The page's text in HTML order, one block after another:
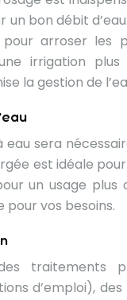
un bon débit
arroser les
irrigation plus
la gestion de
sera
est idéale pour
un usage
vos besoins.
traitements
d’emploi),